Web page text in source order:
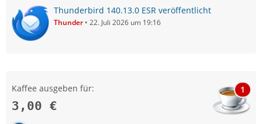
Thunderbird 140.13.0 ESR veröffentlicht
Thunder 22. Juli 2026 um 19:16
Kaffee ausgeben für:
3,00 €
1